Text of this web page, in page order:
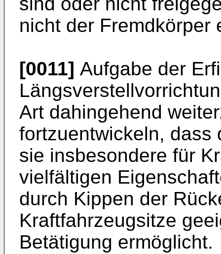
nicht der Fremdkörper
[0011] Aufgabe der
Art dahingehend
fortzuentwickeln, dass
sie insbesondere für
vielfältigen
durch Kippen der
Kraftfahrzeugsitze
Betätigung ermöglicht.